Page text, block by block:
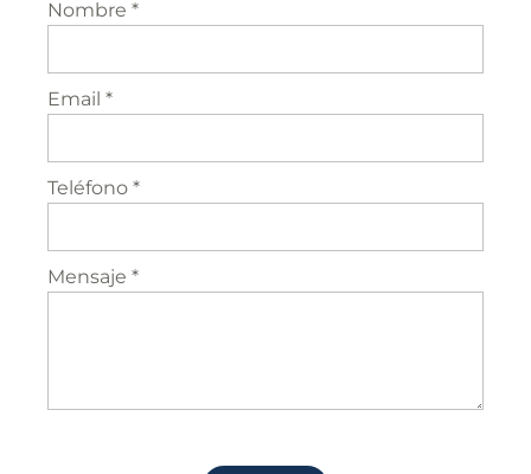
Nombre *
Email *
Teléfono *
Mensaje *